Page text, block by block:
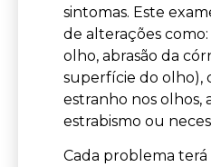
sintomas. Este
de alterações
olho, abrasão da
superfície do olho),
estranho nos olhos,
estrabismo ou
Cada problema